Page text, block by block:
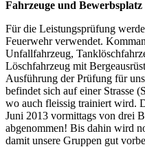
Fahrzeuge und Bewerbsplatz
Für die Leistungsprüfung
Feuerwehr verwendet.
Unfallfahrzeug,
Löschfahrzeug mit
Ausführung der Prüfung für
befindet sich auf einer Strasse
wo auch fleissig trainiert wird.
Juni 2013 vormittags von drei
abgenommen! Bis dahin wird
damit unsere Gruppen gut